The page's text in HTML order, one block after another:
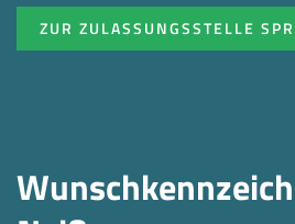
ZUR ZULASSUNGSSTELLE